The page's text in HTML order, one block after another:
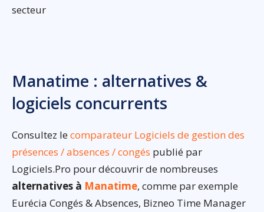
secteur
Manatime : alternatives &
logiciels concurrents
Consultez lecomparateur Logiciels de gestion des
présences / absences / congés publié par
Logiciels.Pro pour découvrir de nombreuses
alternatives à Manatime, comme par exemple
Eurécia Congés & Absences, Bizneo Time Manager